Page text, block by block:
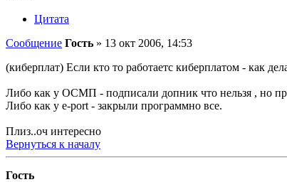
Цитата
Сообщение Гость » 13 окт 2006, 14:53
(киберплат) Если кто то работаетс киберплатом - как
Либо как у ОСМП - подписали допник что нельзя , но
Либо как у e-port - закрыли программно все.
Плиз..оч интересно
Вернуться к началу
Гость